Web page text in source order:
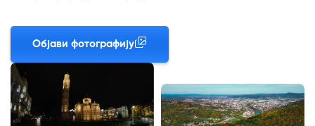
Објави фотографију